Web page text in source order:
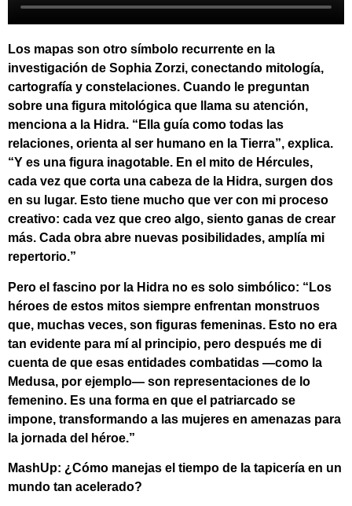
Los mapas son otro símbolo recurrente en la
investigación de Sophia Zorzi, conectando mitología,
cartografía y constelaciones. Cuando le preguntan
sobre una figura mitológica que llama su atención,
menciona a la Hidra. “Ella guía como todas las
relaciones, orienta al ser humano en la Tierra”, explica.
“Y es una figura inagotable. En el mito de Hércules,
cada vez que corta una cabeza de la Hidra, surgen dos
en su lugar. Esto tiene mucho que ver con mi proceso
creativo: cada vez que creo algo, siento ganas de crear
más. Cada obra abre nuevas posibilidades, amplía mi
repertorio.”
Pero el fascino por la Hidra no es solo simbólico: “Los
héroes de estos mitos siempre enfrentan monstruos
que, muchas veces, son figuras femeninas. Esto no era
tan evidente para mí al principio, pero después me di
cuenta de que esas entidades combatidas —como la
Medusa, por ejemplo— son representaciones de lo
femenino. Es una forma en que el patriarcado se
impone, transformando a las mujeres en amenazas para
la jornada del héroe.”
MashUp: ¿Cómo manejas el tiempo de la tapicería en un
mundo tan acelerado?